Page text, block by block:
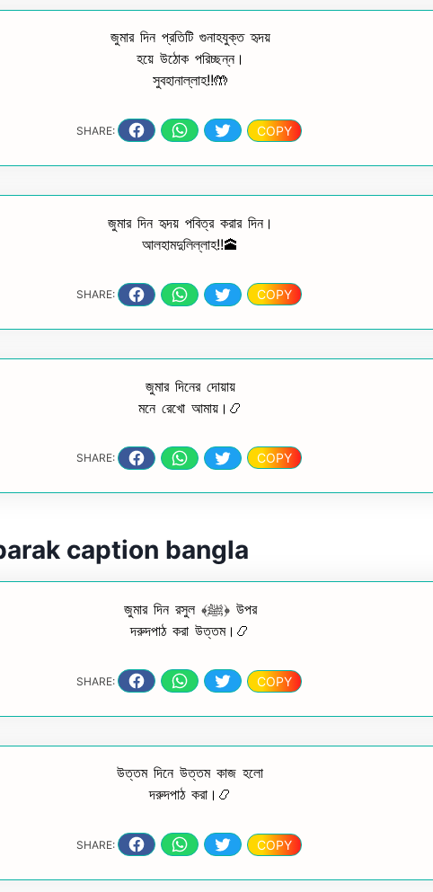
জুমার দিন প্রতিটি গুনাহযুক্ত হৃদয়
হয়ে উঠোক পরিচ্ছন্ন।
সুবহানাল্লাহ!!🤲
SHARE: COPY
জুমার দিন হৃদয় পবিত্র করার দিন।
আলহামদুলিল্লাহ!!🕋
SHARE: COPY
জুমার দিনের দোয়ায়
মনে রেখো আমায়।📿
SHARE: COPY
caption bangla
জুমার দিন রসুল ﴾ﷺ﴿ উপর
দরুদপাঠ করা উত্তম।📿
SHARE: COPY
উত্তম দিনে উত্তম কাজ হলো
দরুদপাঠ করা।📿
SHARE: COPY